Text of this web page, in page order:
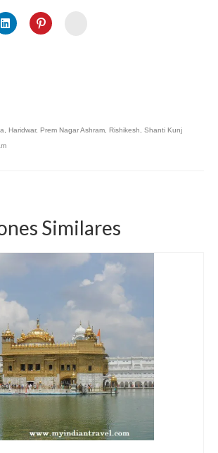
Haridwar, Prem Nagar Ashram Rishikesh
Shanti Kunj
Similares